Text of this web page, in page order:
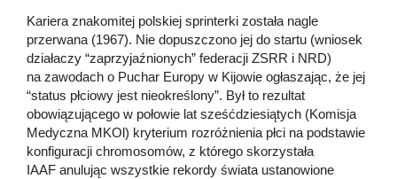
Kariera znakomitej polskiej sprinterki została nagle
przerwana (1967). Nie dopuszczono jej do startu (wniosek
działaczy “zaprzyjaźnionych” federacji ZSRR i NRD)
na zawodach o Puchar Europy w Kijowie ogłaszając, że jej
“status płciowy jest nieokreślony”. Był to rezultat
obowiązującego w połowie lat sześćdziesiątych (Komisja
Medyczna MKOl) kryterium rozróżnienia płci na podstawie
konfiguracji chromosomów, z którego skorzystała
IAAF anulując wszystkie rekordy świata ustanowione